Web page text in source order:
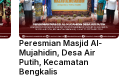
Peresmian Masjid Al-
Mujahidin, Desa Air
Putih, Kecamatan
Bengkalis